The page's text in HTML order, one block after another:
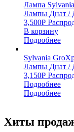
Лампа
Лампы Днат /
3,500Р
В корзину
Подробнее
Sylvania
Лампы Днат /
3,150Р
Подробнее
Подробнее
Хиты